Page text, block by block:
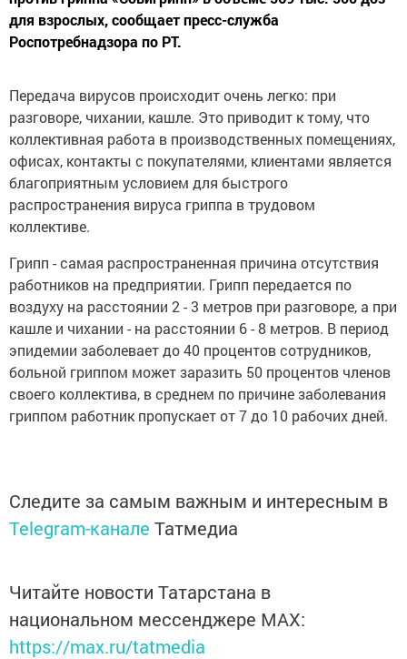
для взрослых, сообщает пресс-служба
Роспотребнадзора по РТ.
Передача вирусов происходит очень легко: при
разговоре, чихании, кашле. Это приводит к тому, что
коллективная работа в производственных помещениях,
офисах, контакты с покупателями, клиентами является
благоприятным условием для быстрого
распространения вируса гриппа в трудовом
коллективе.
Грипп - самая распространенная причина отсутствия
работников на предприятии. Грипп передается по
воздуху на расстоянии 2 - 3 метров при разговоре, а при
кашле и чихании - на расстоянии 6 - 8 метров. В период
эпидемии заболевает до 40 процентов сотрудников,
больной гриппом может заразить 50 процентов членов
своего коллектива, в среднем по причине заболевания
гриппом работник пропускает от 7 до 10 рабочих дней.
Следите за самым важным и интересным в
Telegram-канале Татмедиа
Читайте новости Татарстана в
национальном мессенджере MАХ:
https://max.ru/tatmedia